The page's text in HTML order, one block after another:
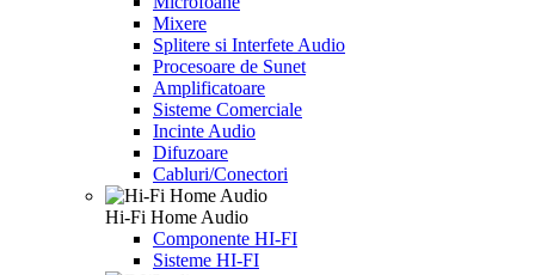
Mixere
Splitere si Interfete Audio
Procesoare de Sunet
Amplificatoare
Sisteme Comerciale
Incinte Audio
Difuzoare
Cabluri/Conectori
Hi-Fi Home Audio
Componente HI-FI
Sisteme HI-FI